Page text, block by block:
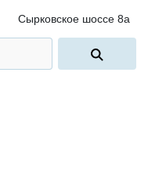
Сырковское шоссе 8а